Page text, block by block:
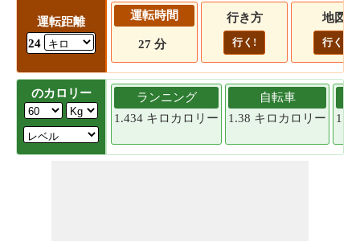
運転距離
24
運転時間
27 分
行き方
行く!
地図
行く!
のカロリー
ランニング
1.434 キロカロリー
自転車
1.38 キロカロリー